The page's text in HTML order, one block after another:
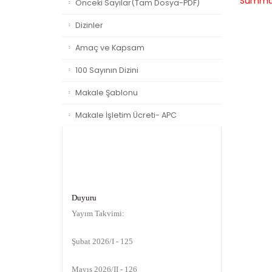
Önceki Sayılar(Tam Dosya-PDF)
Dizinler
Amaç ve Kapsam
100 Sayının Dizini
Makale Şablonu
Makale İşletim Ücreti- APC
Yayım Takvimi: